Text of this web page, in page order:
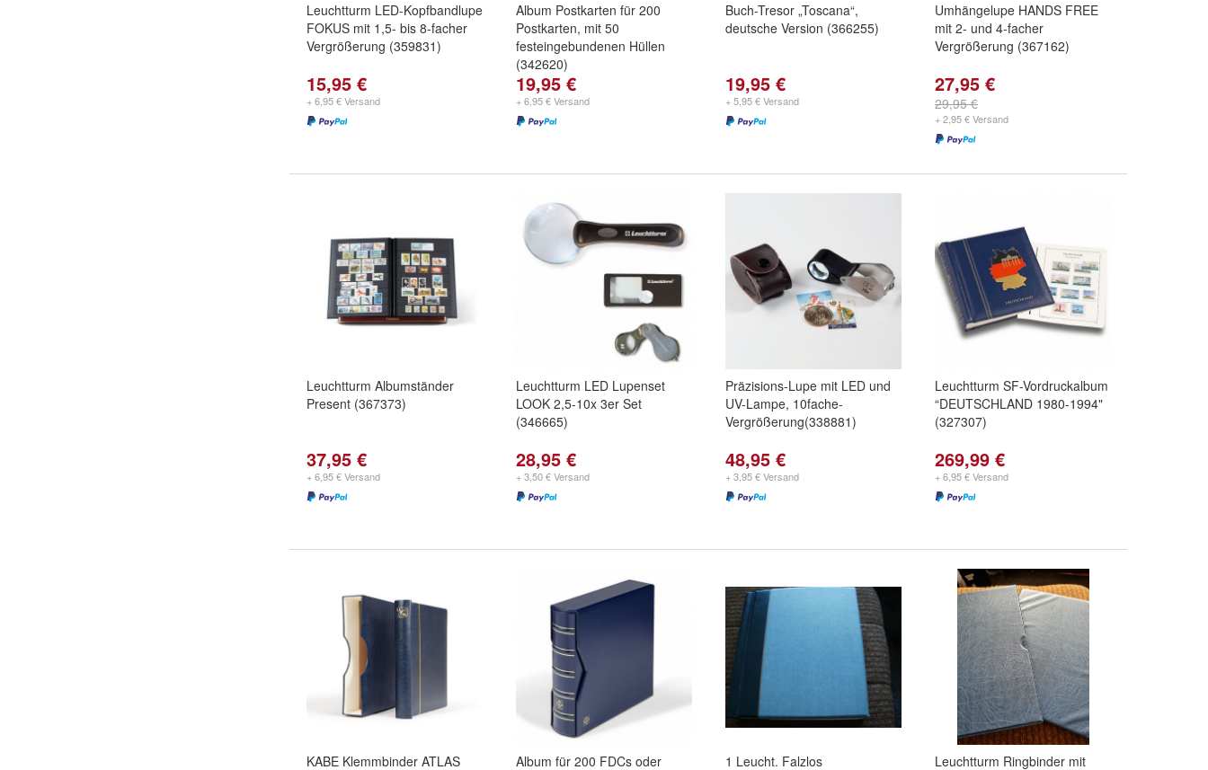
Leuchtturm LED-Kopfbandlupe
FOKUS mit 1,5- bis 8-facher
Vergrößerung (359831)
15,95 €
+ 6,95 € Versand
Album Postkarten für 200
Postkarten, mit 50
festeingebundenen Hüllen
(342620)
19,95 €
+ 6,95 € Versand
Buch-Tresor „Toscana“,
deutsche Version (366255)
19,95 €
+ 5,95 € Versand
Umhängelupe HANDS FREE
mit 2- und 4-facher
Vergrößerung (367162)
27,95 €
29,95 €
+ 2,95 € Versand
Leuchtturm Albumständer
Present (367373)
37,95 €
+ 6,95 € Versand
Leuchtturm LED Lupenset
LOOK 2,5-10x 3er Set
(346665)
28,95 €
+ 3,50 € Versand
Präzisions-Lupe mit LED und
UV-Lampe, 10fache-
Vergrößerung(338881)
48,95 €
+ 3,95 € Versand
Leuchtturm SF-Vordruckalbum
“DEUTSCHLAND 1980-1994"
(327307)
269,99 €
+ 6,95 € Versand
KABE Klemmbinder ATLAS Album für 200 FDCs oder 1 Leucht. Falzlos Leuchtturm Ringbinder mit